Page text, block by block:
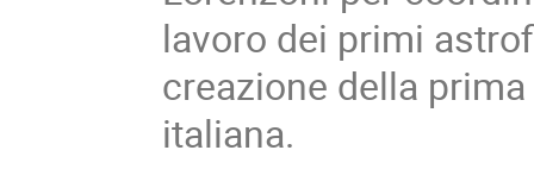
lavoro dei primi
creazione della
italiana.